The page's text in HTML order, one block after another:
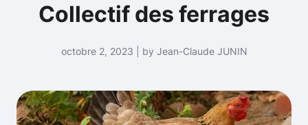
Collectif des ferrages
octobre 2, 2023 | by Jean-Claude JUNIN